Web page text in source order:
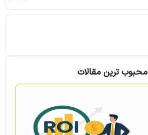
محبوب ترین مقالات